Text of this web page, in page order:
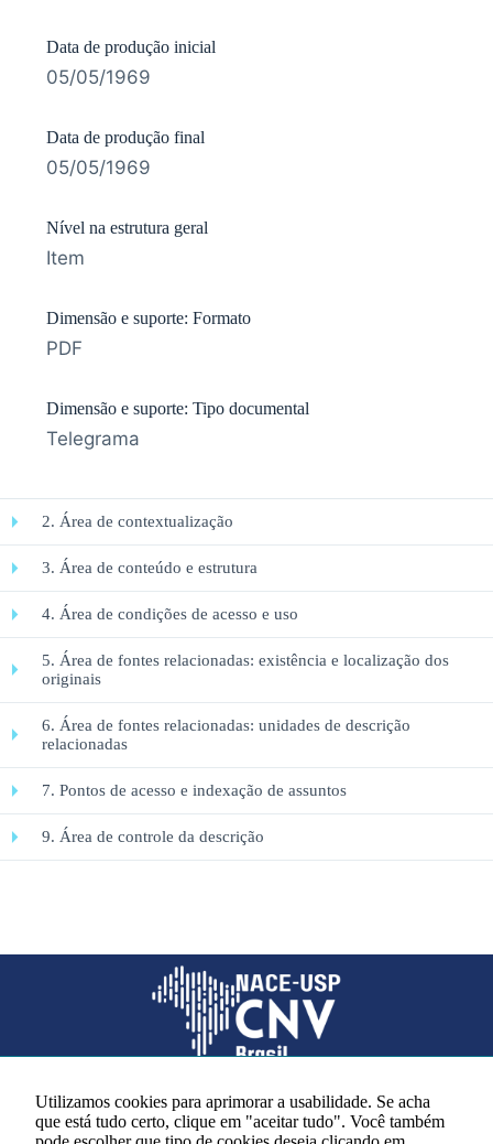
Data de produção inicial
05/05/1969
Data de produção final
05/05/1969
Nível na estrutura geral
Item
Dimensão e suporte: Formato
PDF
Dimensão e suporte: Tipo documental
Telegrama
2. Área de contextualização
3. Área de conteúdo e estrutura
4. Área de condições de acesso e uso
5. Área de fontes relacionadas: existência e localização dos
originais
6. Área de fontes relacionadas: unidades de descrição
relacionadas
7. Pontos de acesso e indexação de assuntos
9. Área de controle da descrição
Utilizamos cookies para aprimorar a usabilidade. Se acha
que está tudo certo, clique em "aceitar tudo". Você também
Necessário
Estatísticas
Para que
possamos
funcionalidade
e a estrutura